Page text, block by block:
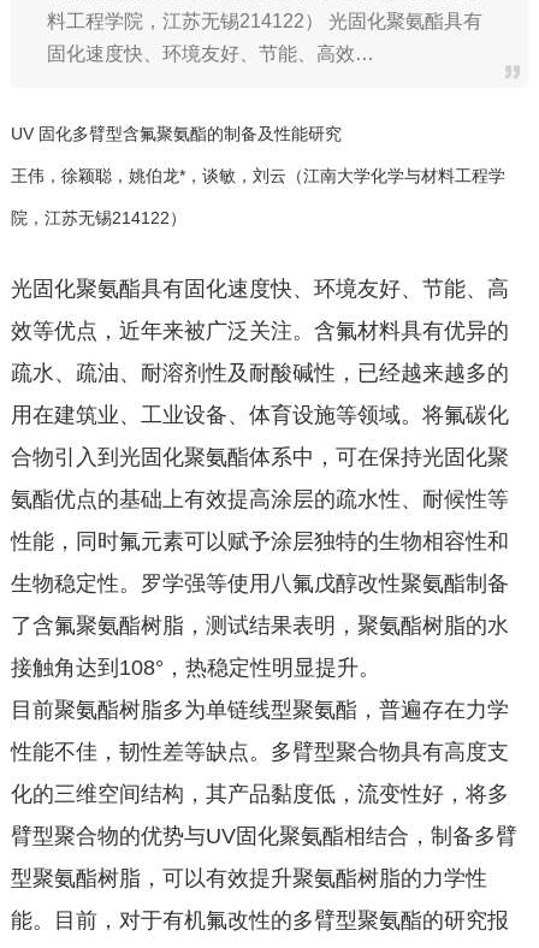
料工程学院，江苏无锡214122） 光固化聚氨酯具有
固化速度快、环境友好、节能、高效…
UV 固化多臂型含氟聚氨酯的制备及性能研究
王伟，徐颖聪，姚伯龙*，谈敏，刘云（江南大学化学与材料工程学
院，江苏无锡214122）
光固化聚氨酯具有固化速度快、环境友好、节能、高
效等优点，近年来被广泛关注。含氟材料具有优异的
疏水、疏油、耐溶剂性及耐酸碱性，已经越来越多的
用在建筑业、工业设备、体育设施等领域。将氟碳化
合物引入到光固化聚氨酯体系中，可在保持光固化聚
氨酯优点的基础上有效提高涂层的疏水性、耐候性等
性能，同时氟元素可以赋予涂层独特的生物相容性和
生物稳定性。罗学强等使用八氟戊醇改性聚氨酯制备
了含氟聚氨酯树脂，测试结果表明，聚氨酯树脂的水
接触角达到108°，热稳定性明显提升。
目前聚氨酯树脂多为单链线型聚氨酯，普遍存在力学
性能不佳，韧性差等缺点。多臂型聚合物具有高度支
化的三维空间结构，其产品黏度低，流变性好，将多
臂型聚合物的优势与UV固化聚氨酯相结合，制备多臂
型聚氨酯树脂，可以有效提升聚氨酯树脂的力学性
能。目前，对于有机氟改性的多臂型聚氨酯的研究报